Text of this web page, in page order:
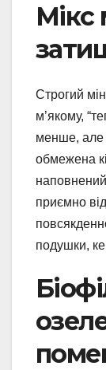
Мікс
Строгий
м’якому,
менше, але
обмежена
наповнений
приємно
подушки,